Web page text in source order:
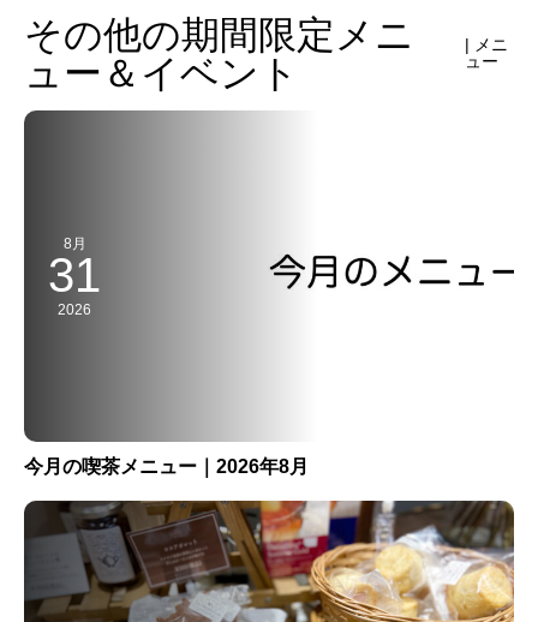
その他の期間限定メニ
ュー＆イベント
| メニ
ュー
8月
31
2026
今月の喫茶メニュー｜2026年8月